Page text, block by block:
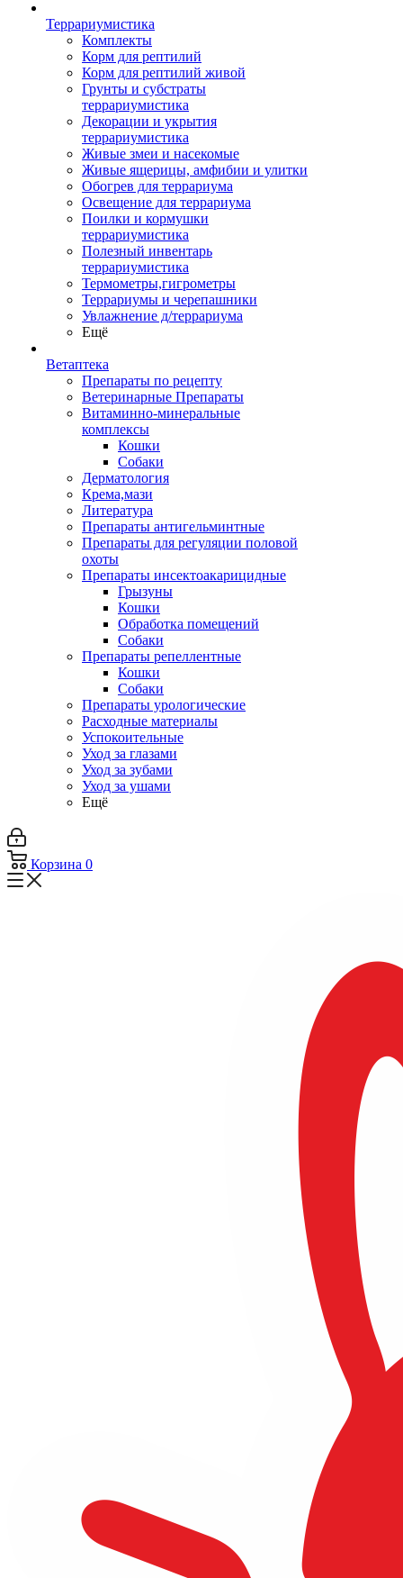
Террариумистика
Комплекты
Корм для рептилий
Корм для рептилий живой
Грунты и субстраты
террариумистика
Декорации и укрытия
террариумистика
Живые змеи и насекомые
Живые ящерицы, амфибии и улитки
Обогрев для террариума
Освещение для террариума
Поилки и кормушки
террариумистика
Полезный инвентарь
террариумистика
Термометры,гигрометры
Террариумы и черепашники
Увлажнение д/террариума
Ещё
Ветаптека
Препараты по рецепту
Ветеринарные Препараты
Витаминно-минеральные
комплексы
Кошки
Собаки
Дерматология
Крема,мази
Литература
Препараты антигельминтные
Препараты для регуляции половой
охоты
Препараты инсектоакарицидные
Грызуны
Кошки
Обработка помещений
Собаки
Препараты репеллентные
Кошки
Собаки
Препараты урологические
Расходные материалы
Успокоительные
Уход за глазами
Уход за зубами
Уход за ушами
Ещё
Корзина 0